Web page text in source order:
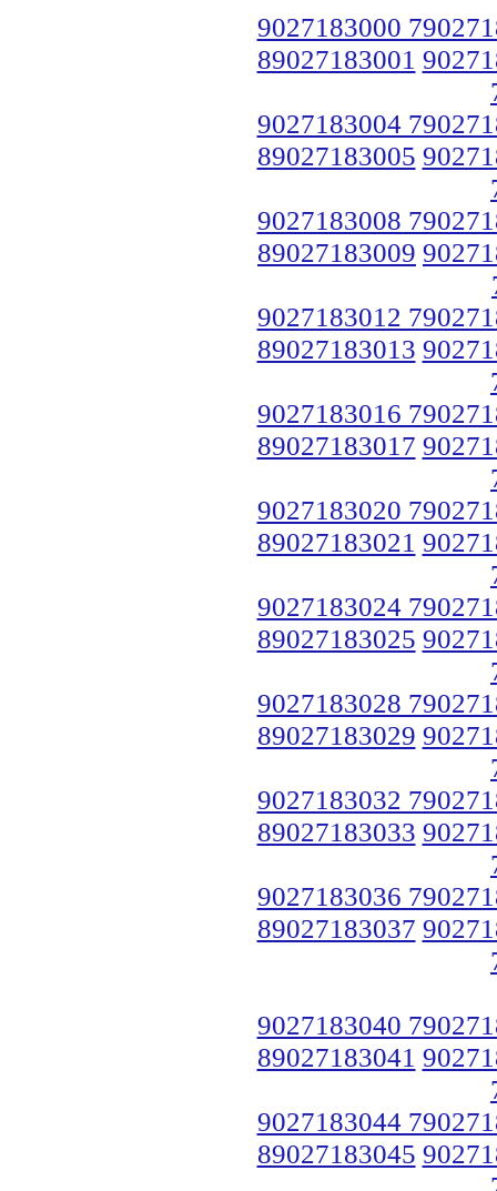
9027183000
89027183001
9027183004
89027183005
9027183008
89027183009
9027183012
89027183013
9027183016
89027183017
9027183020
89027183021
9027183024
89027183025
9027183028
89027183029
9027183032
89027183033
9027183036
89027183037
9027183040
89027183041
9027183044
89027183045